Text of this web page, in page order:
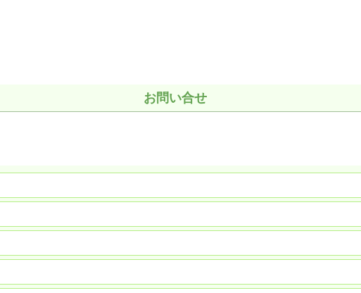
お問い合せ